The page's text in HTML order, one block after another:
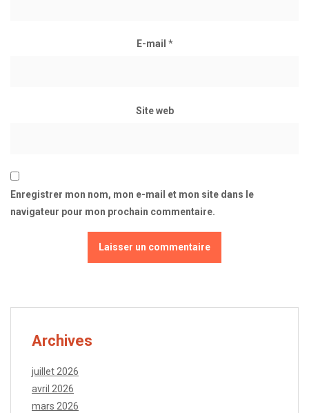
E-mail *
Site web
Enregistrer mon nom, mon e-mail et mon site dans le
navigateur pour mon prochain commentaire.
Archives
juillet 2026
avril 2026
mars 2026